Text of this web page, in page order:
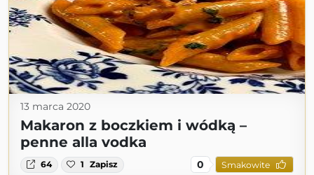
13 marca 2020
Makaron z boczkiem i wódką –
penne alla vodka
64 1 Zapisz 0 Smakowite